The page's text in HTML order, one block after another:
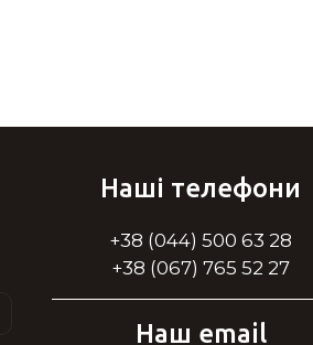
Наші телефони
+38 (044) 500 63 28
+38 (067) 765 52 27
Наш email